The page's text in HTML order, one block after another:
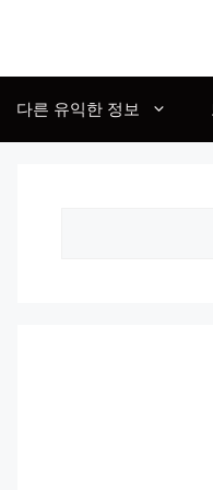
다른 유익한 정보